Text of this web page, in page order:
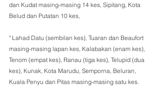
dan Kudat masing-masing 14 kes, Sipitang, Kota
Belud dan Putatan 10 kes,
" Lahad Datu (sembilan kes), Tuaran dan Beaufort
masing-masing lapan kes, Kalabakan (enam kes),
Tenom (empat kes), Ranau (tiga kes), Telupid (dua
kes), Kunak, Kota Marudu, Semporna, Beluran,
Kuala Penyu dan Pitas masing-masing satu kes.